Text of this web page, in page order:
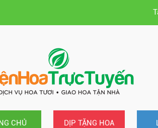
CHỦ DỊP TẶNG HOA